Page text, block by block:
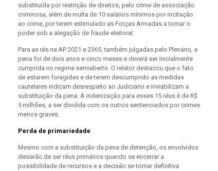
substituída por restrição de direitos, pelo crime de associação
criminosa, além de multa de 10 salários mínimos por incitação
ao crime, por terem estimulado as Forças Armadas a tomar o
poder sob a alegação de fraude eleitoral.
Para as rés na AP 2021 e 2365, também julgadas pelo Plenário, a
pena foi de dois anos e cinco meses e deverá ser inicialmente
cumprida no regime semiaberto. O relator destacou que o fato
de estarem foragidas e de terem descumprido as medidas
cautelares indicam desrespeito ao Judiciário e inviabilizam a
substituição da pena. A indenização para esses 15 réus é de R$
5 milhões, a ser dividida com os outros sentenciados por crimes
menos graves.
Perda de primariedade
Mesmo com a substituição da pena de detenção, os envolvidos
deixarão de ser réus primários quando se encerrar a
possibilidade de recursos e a decisão se tornar definitiva